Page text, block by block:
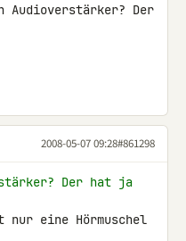
Audioverstärker? Der
2008-05-07 09:28#861298
Der hat ja
nur eine Hörmuschel